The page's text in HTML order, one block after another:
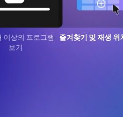
이상의 프로그램
보기
즐겨찾기 및 재생 위